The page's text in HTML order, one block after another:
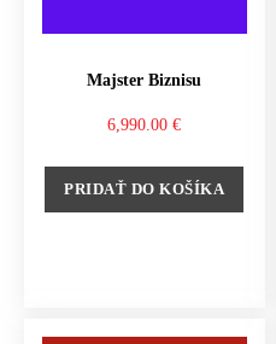
Majster Biznisu
6,990.00€
PRIDAŤ DO KOŠÍKA